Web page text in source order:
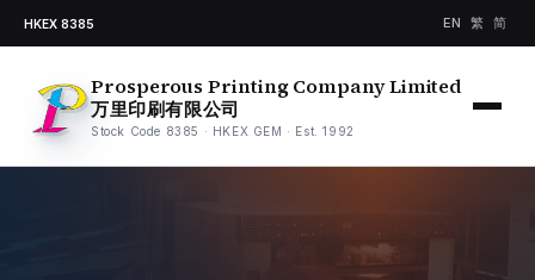
HKEX 8385 EN 繁 简
Prosperous Printing Company Limited
万里印刷有限公司
Stock Code 8385 · HKEX GEM · Est. 1992